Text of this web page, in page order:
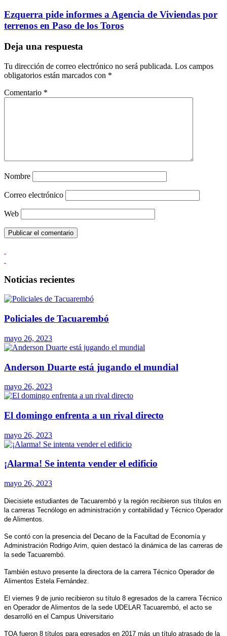
Ezquerra pide informes a Agencia de Viviendas por
terrenos en Paso de los Toros
Deja una respuesta
Tu dirección de correo electrónico no será publicada. Los campos
obligatorios están marcados con *
Comentario *
Nombre
Correo electrónico
Web
Noticias recientes
Policiales de Tacuarembó
mayo 26, 2023
Anderson Duarte está jugando el mundial
mayo 26, 2023
El domingo enfrenta a un rival directo
mayo 26, 2023
¡Alarma! Se intenta vender el edificio
mayo 26, 2023
Diecisiete estudiantes de Tacuarembó y la región recibieron sus títulos en
la carreras Tecnólogo en administración y contabilidad y Técnico Operador
de Alimentos.
Se contó con la presencia del Decano de la Facultad de Economía y
Administración Rodrigo Arim, quien destacó la dinámica de las carreras de
la sede Tacuarembó.
También estuvo presente la directora de la carrera Técnico Operador de
Alimentos Estela Fernández.
El viernes 9 de junio recibieron su título 8 egresados de la carrera Técnico
en Operador de Alimentos de la sede UDELAR Tacuarembó, el acto se
desarrolló en el Campus Universitario
TOA fueron 8 títulos para egresados en 2017 más un título atrasado de la